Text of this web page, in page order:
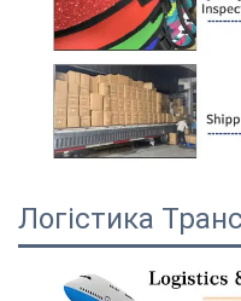
Логістика